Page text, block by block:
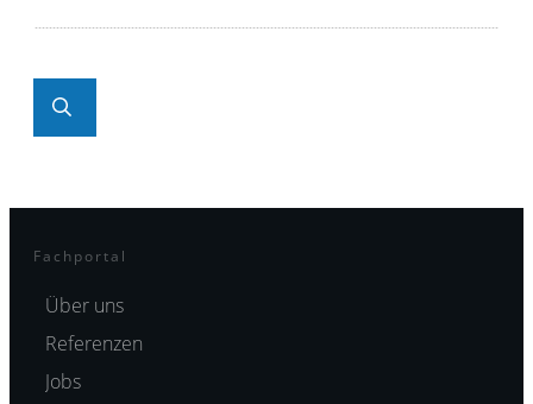
Fachportal
Über uns
Referenzen
Jobs